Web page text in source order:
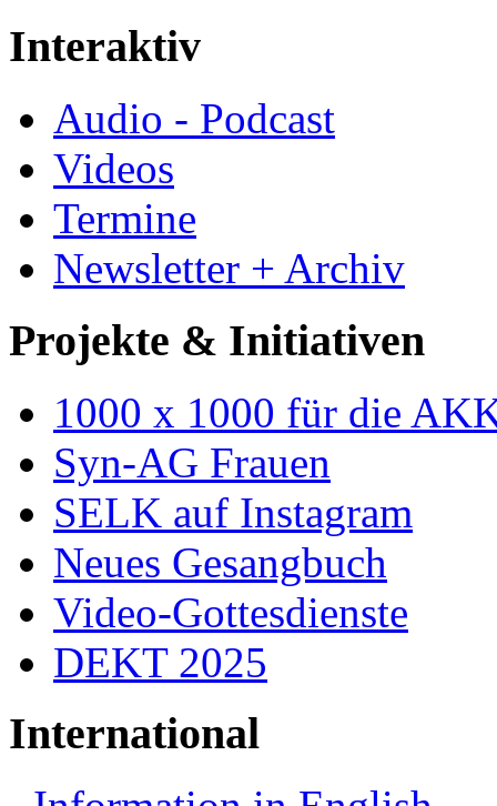
Interaktiv
Audio - Podcast
Videos
Termine
Newsletter + Archiv
Projekte & Initiativen
1000 x 1000 für die
Syn-AG Frauen
SELK auf Instagram
Neues Gesangbuch
Video-Gottesdienste
DEKT 2025
International